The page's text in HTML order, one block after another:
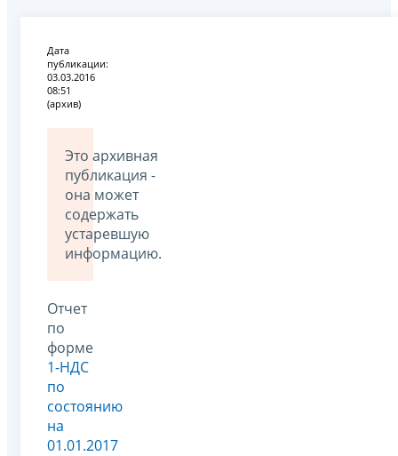
Дата
публикации:
03.03.2016
08:51
(архив)
Это архивная
публикация -
она может
содержать
устаревшую
информацию.
Отчет
по
форме
1-НДС
по
состоянию
на
01.01.2017